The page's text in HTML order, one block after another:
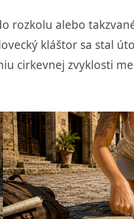
rozkolu alebo
kláštor sa stal
cirkevnej zvyklosti